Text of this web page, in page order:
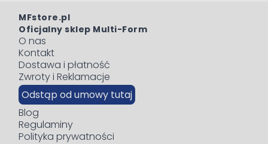
MFstore.pl
Oficjalny sklep Multi-Form
O nas
Kontakt
Dostawa i płatność
Zwroty i Reklamacje
Odstąp od umowy tutaj
Blog
Regulaminy
Polityka prywatności